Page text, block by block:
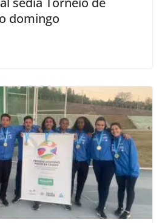
domingo